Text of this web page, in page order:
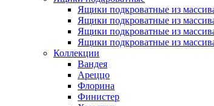
Ящики подкроватные из
Ящики подкроватные из
Ящики подкроватные из
Ящики подкроватные из
Коллекции
Вандея
Ареццо
Флорина
Финистер